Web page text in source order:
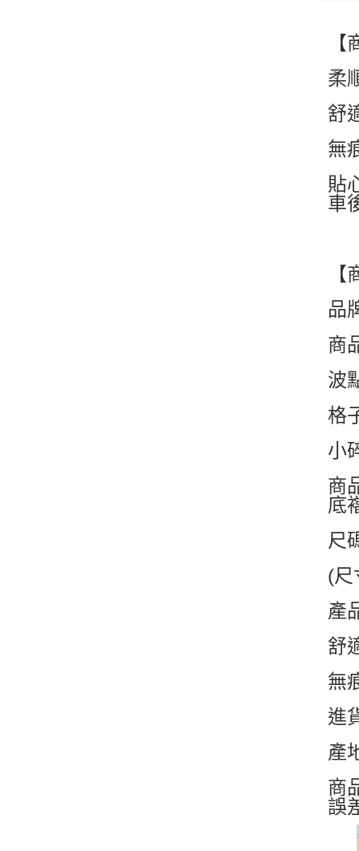
柔
舒
無
貼
車
品
商
波
格
小
商
底
尺
(尺
產
舒
無
進
產
商
誤